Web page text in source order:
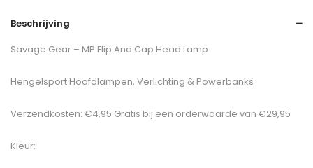
Beschrijving
Savage Gear – MP Flip And Cap Head Lamp
Hengelsport Hoofdlampen, Verlichting & Powerbanks
Verzendkosten: €4,95 Gratis bij een orderwaarde van €29,95
Kleur: